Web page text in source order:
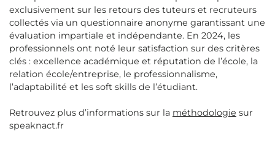
exclusivement sur les retours des tuteurs et recruteurs
collectés via un questionnaire anonyme garantissant une
évaluation impartiale et indépendante. En 2024, les
professionnels ont noté leur satisfaction sur des critères
clés : excellence académique et réputation de l’école, la
relation école/entreprise, le professionnalisme,
l’adaptabilité et les soft skills de l’étudiant.
Retrouvez plus d’informations sur la méthodologie sur
speaknact.fr